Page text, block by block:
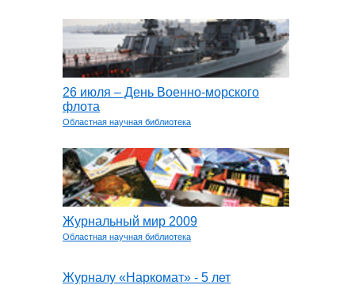
26 июля – День Военно-морского
флота
Областная научная библиотека
Журнальный мир 2009
Областная научная библиотека
Журналу «Наркомат» - 5 лет